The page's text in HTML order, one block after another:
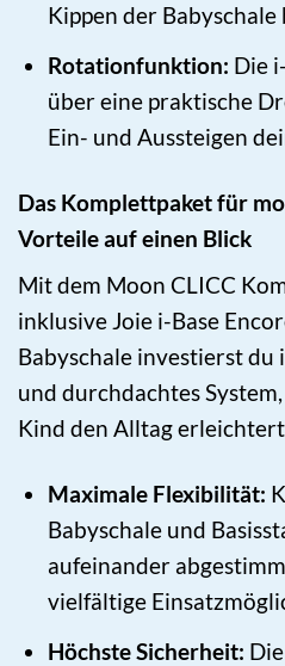
Kippen der
Rotationfunktion: Die
über eine praktische
Ein- und Aussteigen
Das Komplettpaket für
Vorteile auf einen Blick
Mit dem Moon CLICC
inklusive Joie i-Base
Babyschale investierst
und durchdachtes
Kind den Alltag
Maximale Flexibilität:
Babyschale und
aufeinander
vielfältige
Höchste Sicherheit: